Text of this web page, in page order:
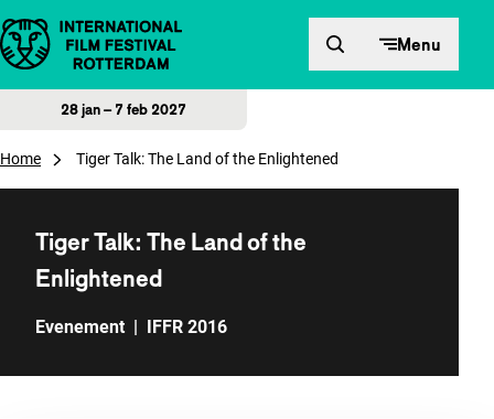
Direct naar inhoud Menu
28 jan – 7 feb 2027
Home Tiger Talk: The Land of the Enlightened
Tiger Talk: The Land of the
Enlightened
Evenement | IFFR 2016